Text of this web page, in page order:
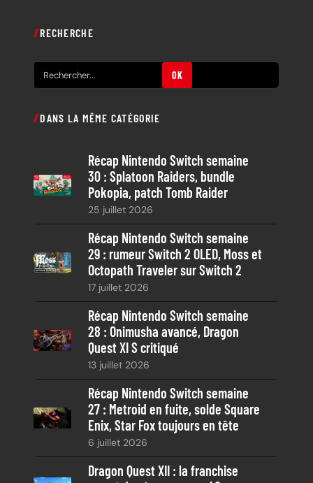
RECHERCHE
e
h
c
h
OK
DANS LA MÊME CATÉGORIE
Récap Nintendo Switch semaine
30 : Splatoon Raiders, bundle
Pokopia, patch Tomb Raider
25 juillet 2026
Récap Nintendo Switch semaine
29 : rumeur Switch 2 OLED, Moss et
Octopath Traveler sur Switch 2
17 juillet 2026
Récap Nintendo Switch semaine
28 : Onimusha avancé, Dragon
Quest XI S critiqué
13 juillet 2026
Récap Nintendo Switch semaine
27 : Metroid en fuite, solde Square
Enix, Star Fox toujours en tête
6 juillet 2026
Dragon Quest XII : la franchise